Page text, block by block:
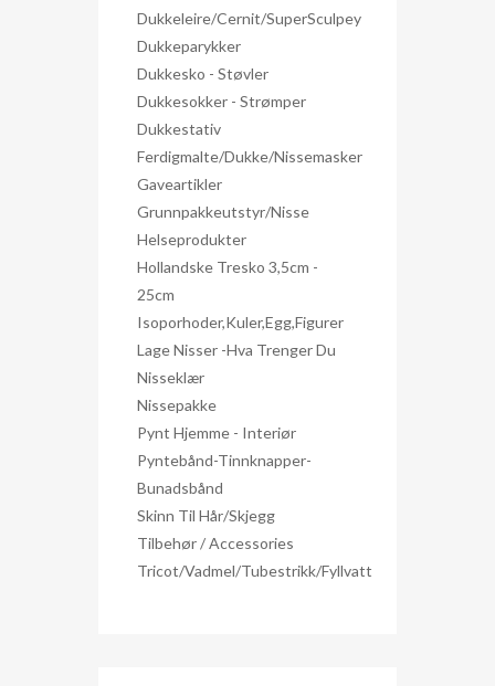
Dukkeleire/Cernit/SuperSculpey
Dukkeparykker
Dukkesko - Støvler
Dukkesokker - Strømper
Dukkestativ
Ferdigmalte/dukke/nissemasker
Gaveartikler
Grunnpakkeutstyr/nisse
Helseprodukter
Hollandske Tresko 3,5cm -
25cm
Isoporhoder,kuler,egg,figurer
Lage Nisser -hva Trenger Du
Nisseklær
Nissepakke
Pynt Hjemme - Interiør
Pyntebånd-Tinnknapper-
Bunadsbånd
Skinn Til Hår/skjegg
Tilbehør / Accessories
Tricot/Vadmel/Tubestrikk/Fyllvatt